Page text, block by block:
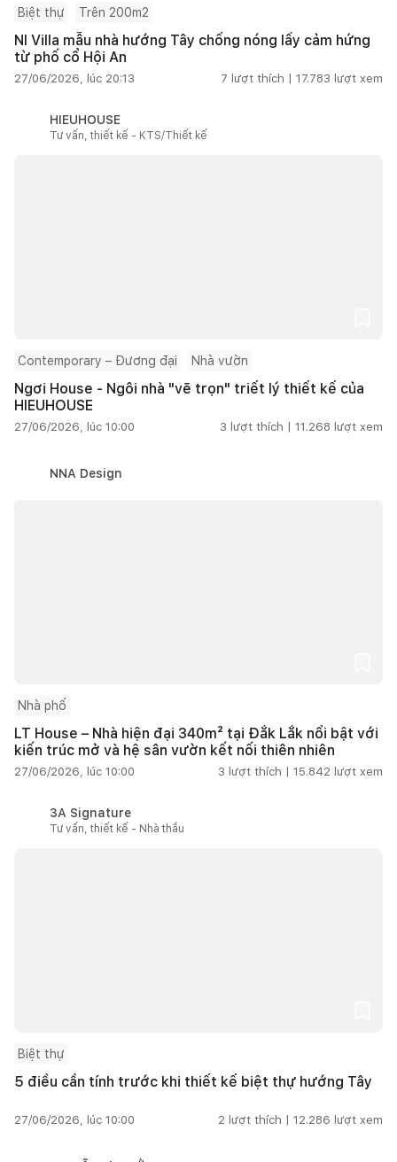
Biệt thự Trên 200m2
NI Villa mẫu nhà hướng Tây chống nóng lấy cảm hứng
từ phố cổ Hội An
27/06/2026, lúc 20:13 7 lượt thích | 17.783 lượt xem
HIEUHOUSE
Tư vấn, thiết kế - KTS/Thiết kế
Contemporary – Đương đại Nhà vườn
Ngơi House - Ngôi nhà "vẽ trọn" triết lý thiết kế của
HIEUHOUSE
27/06/2026, lúc 10:00 3 lượt thích | 11.268 lượt xem
NNA Design
Nhà phố
LT House – Nhà hiện đại 340m² tại Đắk Lắk nổi bật với
kiến trúc mở và hệ sân vườn kết nối thiên nhiên
27/06/2026, lúc 10:00 3 lượt thích | 15.842 lượt xem
3A Signature
Tư vấn, thiết kế - Nhà thầu
Biệt thự
5 điều cần tính trước khi thiết kế biệt thự hướng Tây
27/06/2026, lúc 10:00 2 lượt thích | 12.286 lượt xem